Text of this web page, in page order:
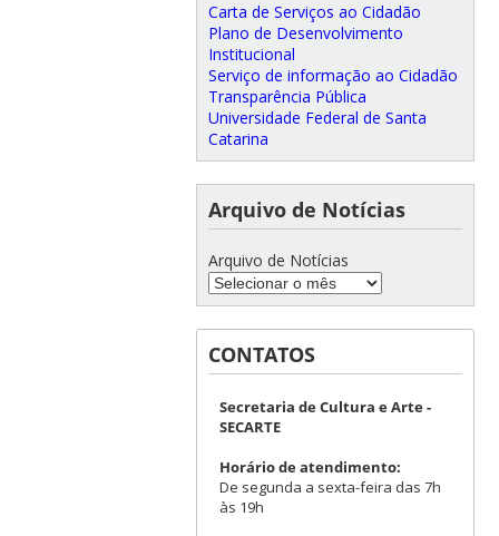
Carta de Serviços ao Cidadão
Plano de Desenvolvimento
Institucional
Serviço de informação ao Cidadão
Transparência Pública
Universidade Federal de Santa
Catarina
Arquivo de Notícias
Arquivo de Notícias
CONTATOS
Secretaria de Cultura e Arte -
SECARTE
Horário de atendimento:
De segunda a sexta-feira das 7h
às 19h